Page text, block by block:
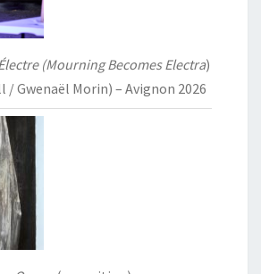
(Mourning Becomes Electra)
/ Gwenaël Morin) – Avignon 2026